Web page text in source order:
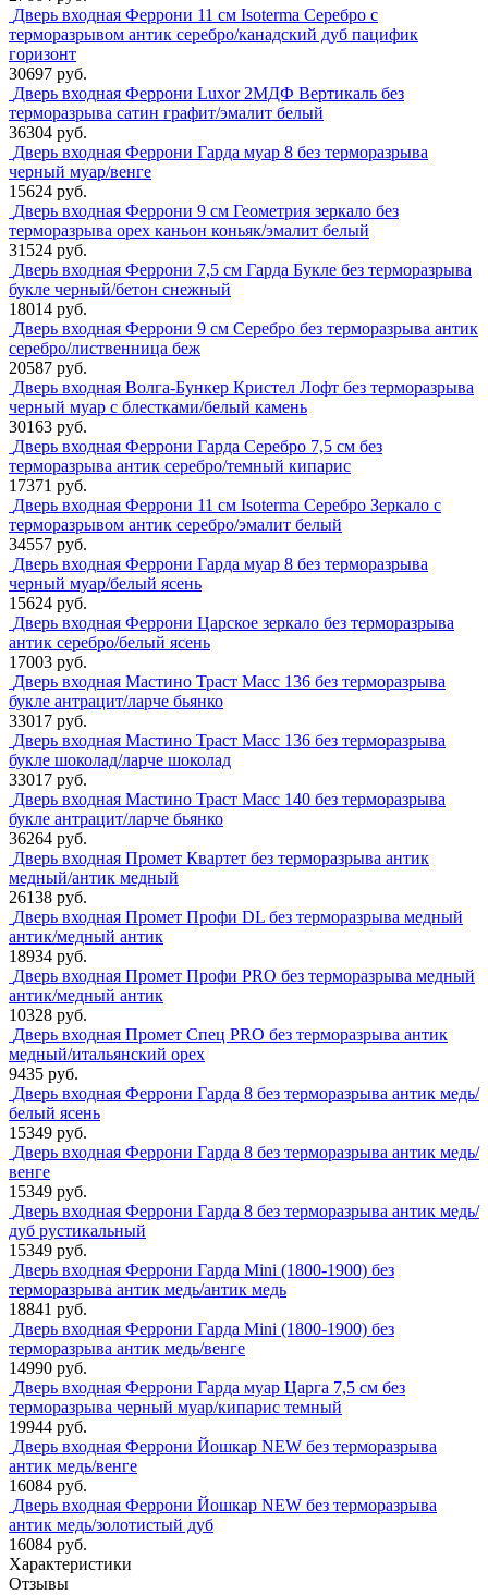
Дверь входная Феррони 11 см Isoterma Серебро с
терморазрывом антик серебро/канадский дуб пацифик
горизонт
30697 руб.
Дверь входная Феррони Luxor 2МДФ Вертикаль без
терморазрыва сатин графит/эмалит белый
36304 руб.
Дверь входная Феррони Гарда муар 8 без терморазрыва
черный муар/венге
15624 руб.
Дверь входная Феррони 9 см Геометрия зеркало без
терморазрыва орех каньон коньяк/эмалит белый
31524 руб.
Дверь входная Феррони 7,5 см Гарда Букле без терморазрыва
букле черный/бетон снежный
18014 руб.
Дверь входная Феррони 9 см Серебро без терморазрыва антик
серебро/лиственница беж
20587 руб.
Дверь входная Волга-Бункер Кристел Лофт без терморазрыва
черный муар с блестками/белый камень
30163 руб.
Дверь входная Феррони Гарда Серебро 7,5 см без
терморазрыва антик серебро/темный кипарис
17371 руб.
Дверь входная Феррони 11 см Isoterma Серебро Зеркало с
терморазрывом антик серебро/эмалит белый
34557 руб.
Дверь входная Феррони Гарда муар 8 без терморазрыва
черный муар/белый ясень
15624 руб.
Дверь входная Феррони Царское зеркало без терморазрыва
антик серебро/белый ясень
17003 руб.
Дверь входная Мастино Траст Масс 136 без терморазрыва
букле антрацит/ларче бьянко
33017 руб.
Дверь входная Мастино Траст Масс 136 без терморазрыва
букле шоколад/ларче шоколад
33017 руб.
Дверь входная Мастино Траст Масс 140 без терморазрыва
букле антрацит/ларче бьянко
36264 руб.
Дверь входная Промет Квартет без терморазрыва антик
медный/антик медный
26138 руб.
Дверь входная Промет Профи DL без терморазрыва медный
антик/медный антик
18934 руб.
Дверь входная Промет Профи PRO без терморазрыва медный
антик/медный антик
10328 руб.
Дверь входная Промет Спец PRO без терморазрыва антик
медный/итальянский орех
9435 руб.
Дверь входная Феррони Гарда 8 без терморазрыва антик медь/
белый ясень
15349 руб.
Дверь входная Феррони Гарда 8 без терморазрыва антик медь/
венге
15349 руб.
Дверь входная Феррони Гарда 8 без терморазрыва антик медь/
дуб рустикальный
15349 руб.
Дверь входная Феррони Гарда Mini (1800-1900) без
терморазрыва антик медь/антик медь
18841 руб.
Дверь входная Феррони Гарда Mini (1800-1900) без
терморазрыва антик медь/венге
14990 руб.
Дверь входная Феррони Гарда муар Царга 7,5 см без
терморазрыва черный муар/кипарис темный
19944 руб.
Дверь входная Феррони Йошкар NEW без терморазрыва
антик медь/венге
16084 руб.
Дверь входная Феррони Йошкар NEW без терморазрыва
антик медь/золотистый дуб
16084 руб.
Характеристики
Отзывы